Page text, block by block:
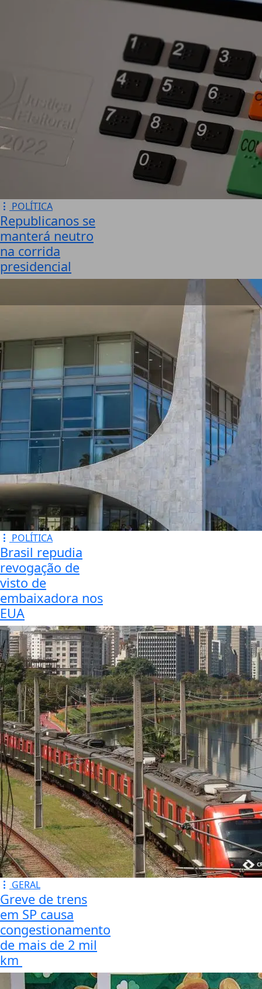
POLÍTICA
Republicanos se
manterá neutro
na corrida
presidencial
POLÍTICA
Brasil repudia
revogação de
visto de
embaixadora nos
EUA
GERAL
Greve de trens
em SP causa
congestionamento
de mais de 2 mil
km